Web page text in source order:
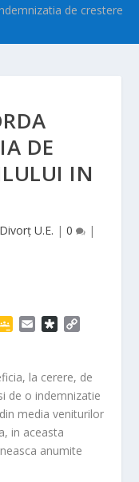
de crestere
DE
IN
Divorț U.E. | 0 |
G
g
l
e
C
l
a
i
l
D
s
o
r
a
y
i
n
la cerere, de
de o indemnizatie
media veniturilor
in aceasta
anumite